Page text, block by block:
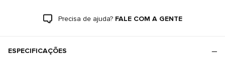
Precisa de ajuda? FALE COM A GENTE
ESPECIFICAÇÕES